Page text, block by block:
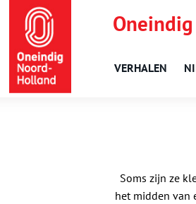
VERHALEN
Soms zijn ze
het midden van